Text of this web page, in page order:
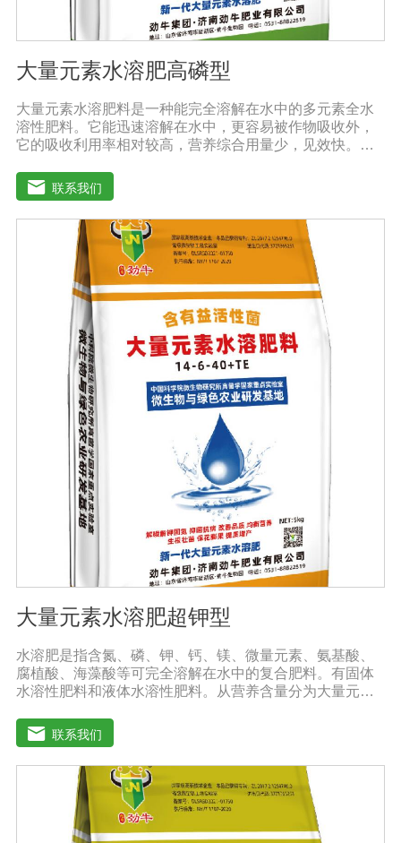
大量元素水溶肥高磷型
大量元素水溶肥料是一种能完全溶解在水中的多元素全水
溶性肥料。它能迅速溶解在水中，更容易被作物吸收外，
它的吸收利用率相对较高，营养综合用量少，见效快。用
体肥料。使用方法：灌溉施肥，灌溉包括灌溉、滴灌等灌
溉方式，不仅节约用水，而且节约施肥，而且植物吸收
快。叶面施肥，将肥料稀释溶解在水中喷洒叶面，或溶解
在水中，均匀喷洒叶面，通过叶面孔进入植物，植物可以
通过叶片营养吸收，大大提高了肥料的吸收利用效率。利
用大量元素水溶性肥料收获的农产品，大大降低了农药残
留，确保了食用的绿色和安全。此外，作物中蛋白质、
糖、氨基酸、维生素等有益成分的含量显著增加，颗粒丰
满光滑，蔬菜和水果颜色明亮，也能减少烟硝酸盐的积
累，提高农产品的安全性。
联系我们
大量元素水溶肥超钾型
水溶肥是指含氮、磷、钾、钙、镁、微量元素、氨基酸、
腐植酸、海藻酸等可完全溶解在水中的复合肥料。有固体
水溶性肥料和液体水溶性肥料。从营养含量分为大量元素
含氨基酸水溶性肥料、含腐植酸水溶性肥料、有机水溶性
肥料等。水溶肥与传统的过磷酸钙肥等品种相比，水溶性
肥料具有明显的优势。它是一种水溶性好、无残渣的速效
肥料，能完全溶于水，能直接被作物的根和叶吸收利用。
水溶肥作为一种快速肥料，其营养元素相对全面，根据不
同作物的肥料特点，相应的肥料配方不同，市场销售蔬
菜、果树、花卉、食品、棉花、油等作物专用水溶性肥
联系我们